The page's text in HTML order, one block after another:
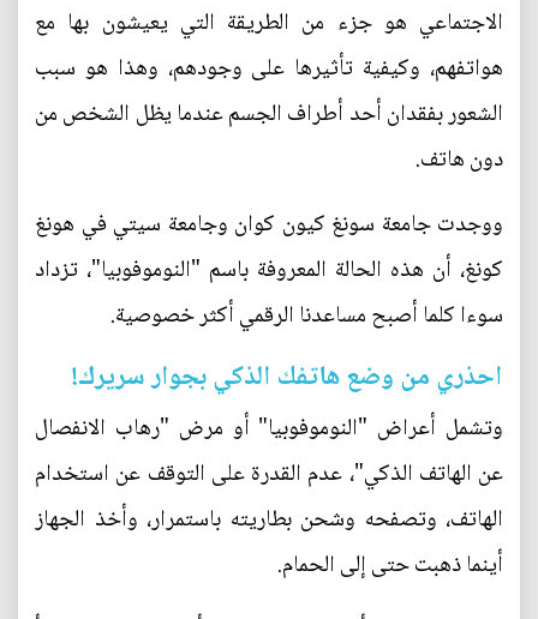
الاجتماعي هو جزء من الطريقة التي يعيشون بها مع
هواتفهم، وكيفية تأثيرها على وجودهم، وهذا هو سبب
الشعور بفقدان أحد أطراف الجسم عندما يظل الشخص من
دون هاتف.
ووجدت جامعة سونغ كيون كوان وجامعة سيتي في هونغ
كونغ، أن هذه الحالة المعروفة باسم "النوموفوبيا"، تزداد
سوءا كلما أصبح مساعدنا الرقمي أكثر خصوصية.
احذري من وضع هاتفك الذكي بجوار سريرك!
وتشمل أعراض "النوموفوبيا" أو مرض "رهاب الانفصال
عن الهاتف الذكي"، عدم القدرة على التوقف عن استخدام
الهاتف، وتصفحه وشحن بطاريته باستمرار، وأخذ الجهاز
أينما ذهبت حتى إلى الحمام.